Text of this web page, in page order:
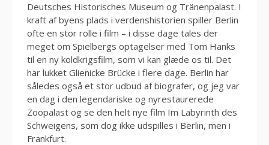
Deutsches Historisches Museum og Tränenpalast. I
kraft af byens plads i verdenshistorien spiller Berlin
ofte en stor rolle i film – i disse dage tales der
meget om Spielbergs optagelser med Tom Hanks
til en ny koldkrigsfilm, som vi kan glæde os til. Det
har lukket Glienicke Brücke i flere dage. Berlin har
således også et stor udbud af biografer, og jeg var
en dag i den legendariske og nyrestaurerede
Zoopalast og se den helt nye film Im Labyrinth des
Schweigens, som dog ikke udspilles i Berlin, men i
Frankfurt.